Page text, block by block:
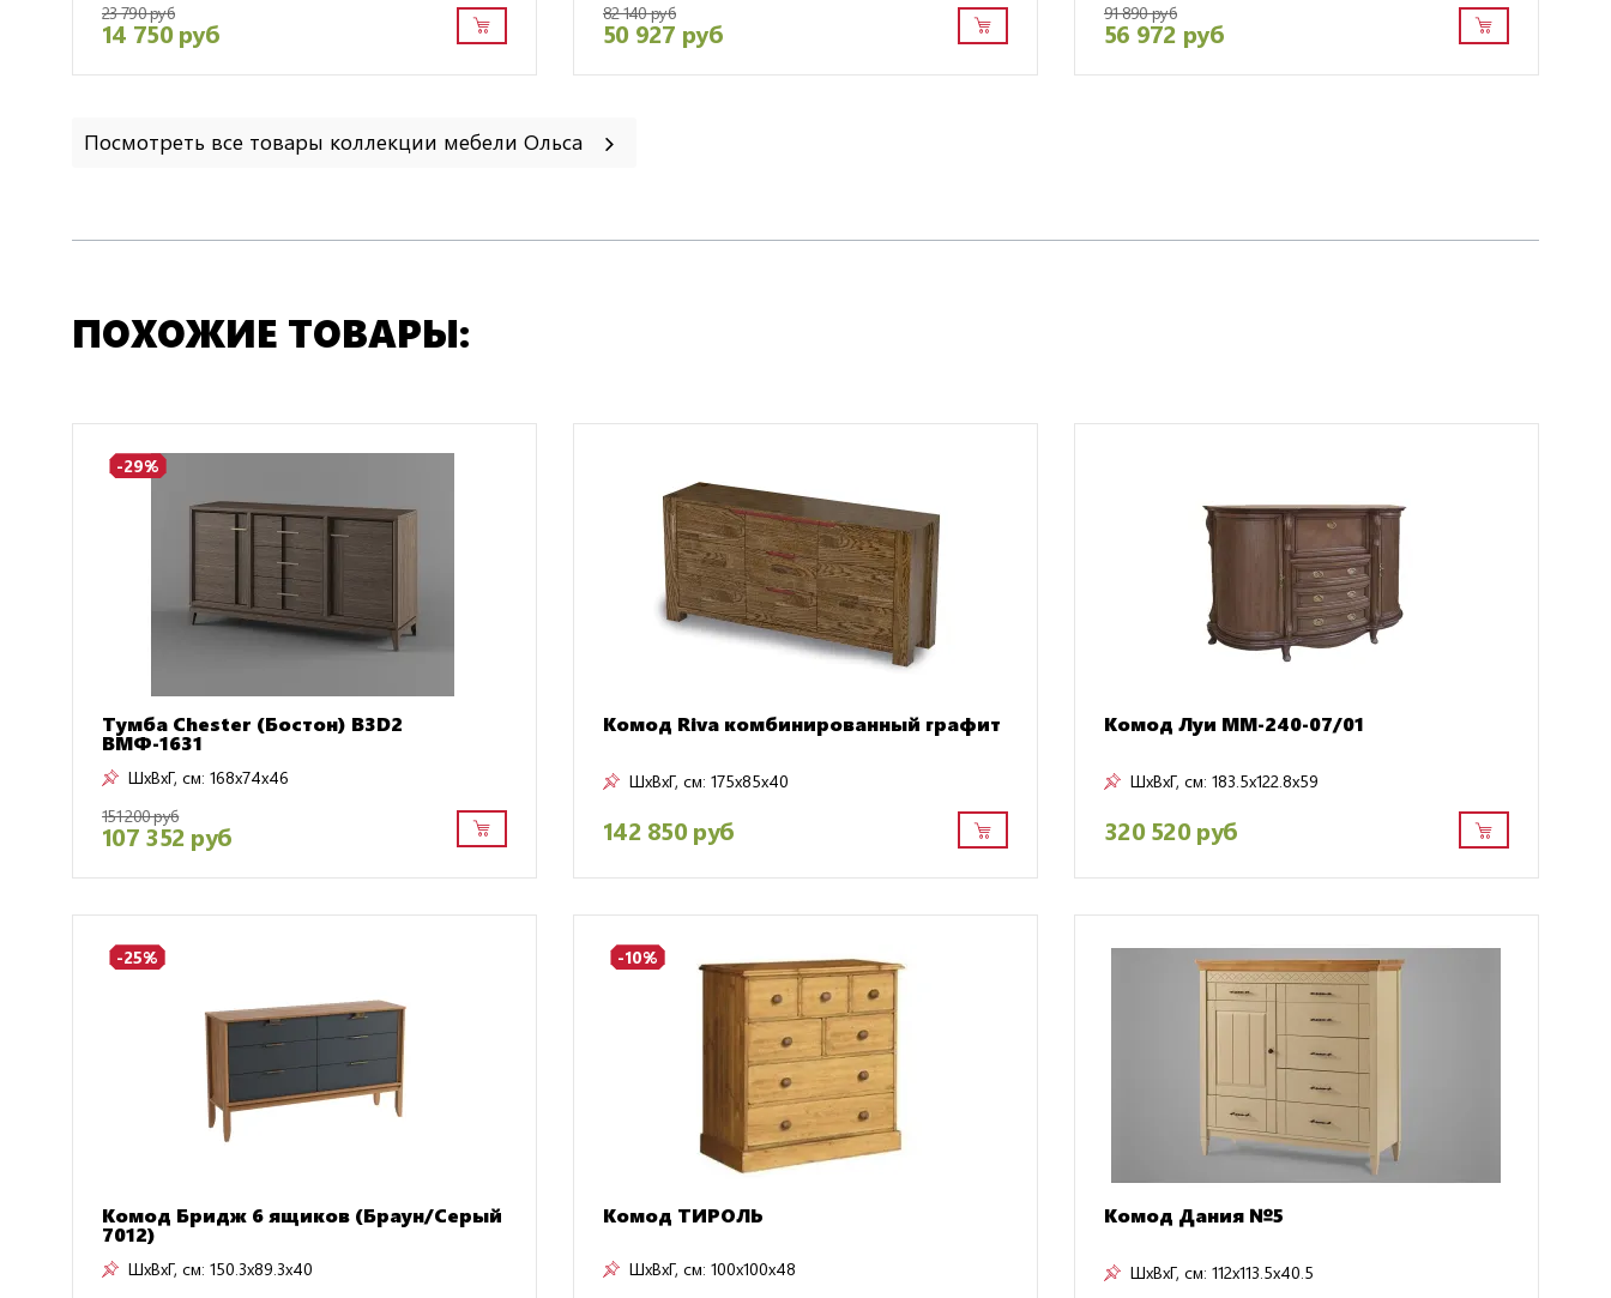
23 790 руб
14 750 руб
82 140 руб
50 927 руб
91 890 руб
56 972 руб
Посмотреть все товары коллекции мебели Ольса
ПОХОЖИЕ ТОВАРЫ:
-29%
Тумба Chester (Бостон) B3D2
ВМФ-1631
ШxВxГ, см: 168x74x46
151 200 руб
107 352 руб
Комод Riva комбинированный графит
ШxВxГ, см: 175x85x40
142 850 руб
Комод Луи ММ-240-07/01
ШxВxГ, см: 183.5x122.8x59
320 520 руб
-25%
Комод Бридж 6 ящиков (Браун/Серый
7012)
ШxВxГ, см: 150.3x89.3x40
-10%
Комод ТИРОЛЬ
ШxВxГ, см: 100x100x48
Комод Дания №5
ШxВxГ, см: 112x113.5x40.5